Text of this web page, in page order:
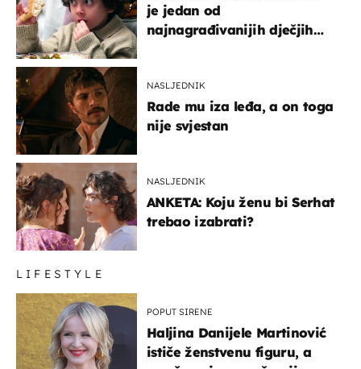
je jedan od
najnagrađivanijih dječjih
NASLJEDNIK
Rade mu iza leđa, a on toga
nije svjestan
NASLJEDNIK
ANKETA: Koju ženu bi Serhat
trebao izabrati?
LIFESTYLE
POPUT SIRENE
Haljina Danijele Martinović
ističe ženstvenu figuru, a